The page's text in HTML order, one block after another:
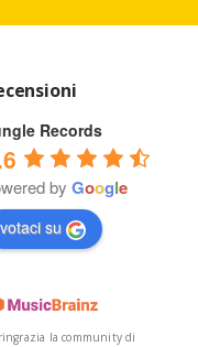
Records
by Google
votaci su
la community di